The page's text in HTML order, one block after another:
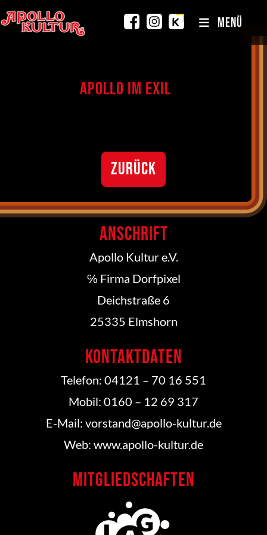
MENÜ
Apollo im Exil
ZURÜCK
Anschrift
Apollo Kultur e.V.
℅ Firma Dorfpixel
Deichstraße 6
25335 Elmshorn
Kontaktdaten
Telefon: 04121 – 70 16 551
Mobil: 0160 – 12 69 317
E-Mail: vorstand@apollo-kultur.de
Web: www.apollo-kultur.de
Mitgliedschaften